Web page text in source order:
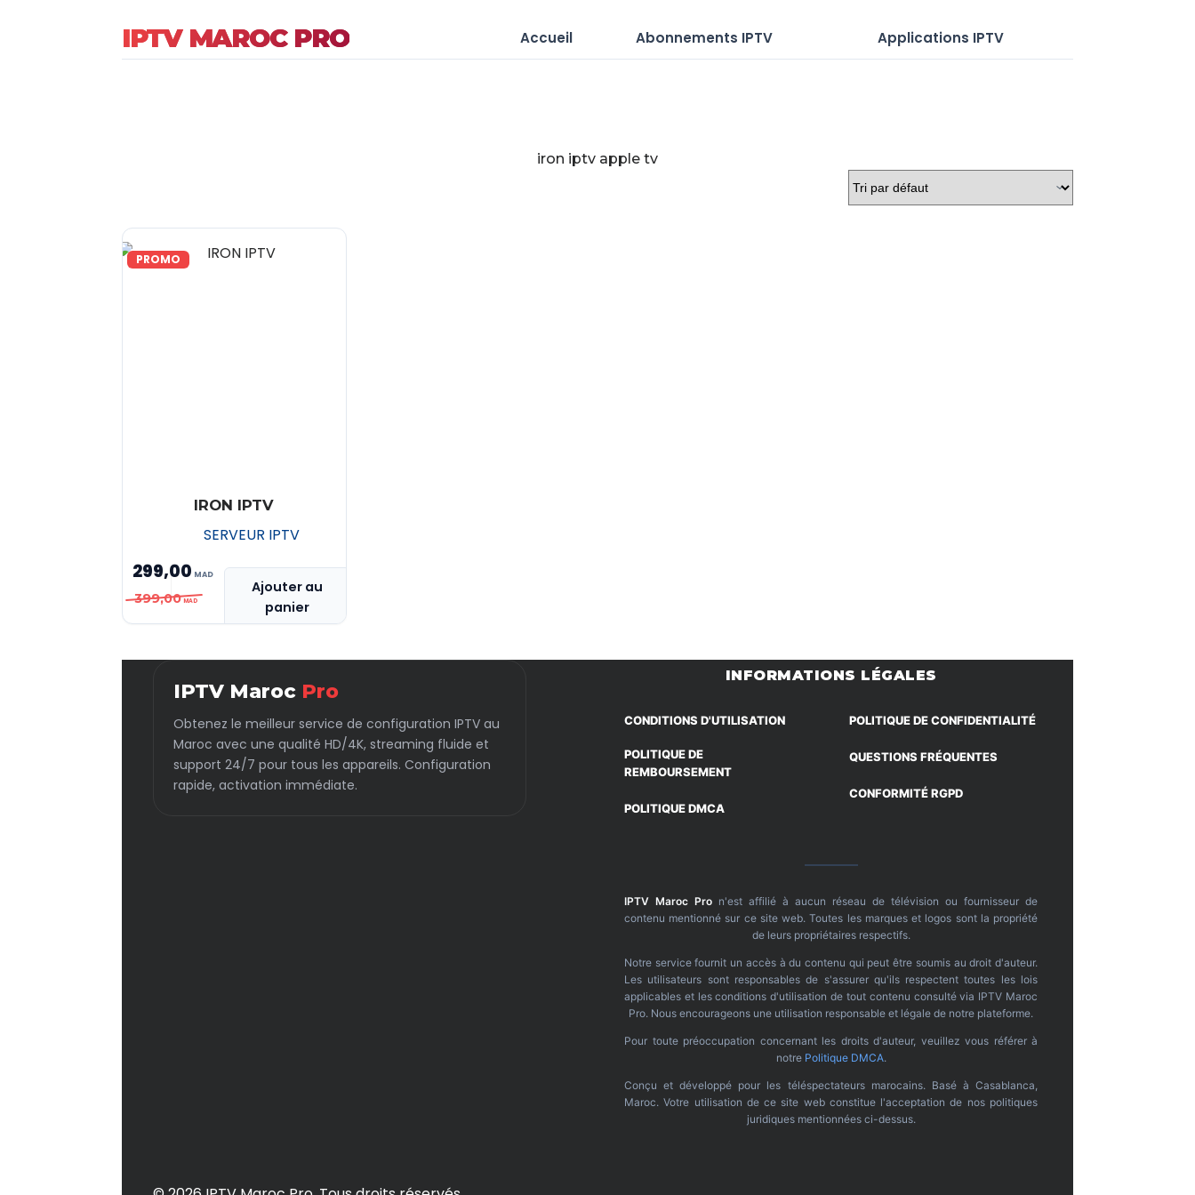
IPTV MAROC PRO Accueil Abonnements IPTV Applications IPTV
iron iptv apple tv
PROMO
IRON IPTV
SERVEUR IPTV
399,00
Le
prix
MAD 399,00.
299,00
Le
prix
MAD 299,00.
Ajouter au
panier
IPTV Maroc Pro
Obtenez le meilleur service de configuration IPTV au
Maroc avec une qualité HD/4K, streaming fluide et
support 24/7 pour tous les appareils. Configuration
rapide, activation immédiate.
INFORMATIONS LÉGALES
CONDITIONS D'UTILISATION
POLITIQUE DE
REMBOURSEMENT
POLITIQUE DMCA
POLITIQUE DE CONFIDENTIALITÉ
QUESTIONS FRÉQUENTES
CONFORMITÉ RGPD
IPTV Maroc Pro n'est affilié à aucun réseau de télévision ou fournisseur de
contenu mentionné sur ce site web. Toutes les marques et logos sont la propriété
de leurs propriétaires respectifs.
Notre service fournit un accès à du contenu qui peut être soumis au droit d'auteur.
Les utilisateurs sont responsables de s'assurer qu'ils respectent toutes les lois
applicables et les conditions d'utilisation de tout contenu consulté via IPTV Maroc
Pro. Nous encourageons une utilisation responsable et légale de notre plateforme.
Pour toute préoccupation concernant les droits d'auteur, veuillez vous référer à
notre Politique DMCA.
Conçu et développé pour les téléspectateurs marocains. Basé à Casablanca,
Maroc. Votre utilisation de ce site web constitue l'acceptation de nos politiques
juridiques mentionnées ci-dessus.